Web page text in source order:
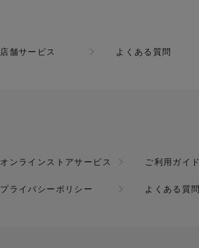
店舗サービス よくある質問
オンラインストアサービス ご利用ガイド
プライバシーポリシー よくある質問